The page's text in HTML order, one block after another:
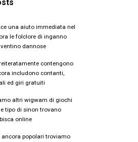
una aiuto immediata nel
le folclore di inganno
dannose
contengono
includono contanti,
ed giri gratuiti
altri wigwam di giochi
tipo di sinon trovano
online
popolari troviamo